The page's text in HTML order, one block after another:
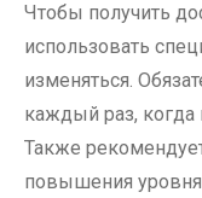
Чтобы получить
использовать
изменяться.
каждый раз, когда
Также
повышения